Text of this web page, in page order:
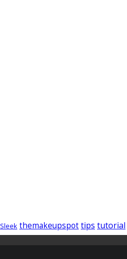
Sleek themakeupspottips tutorial